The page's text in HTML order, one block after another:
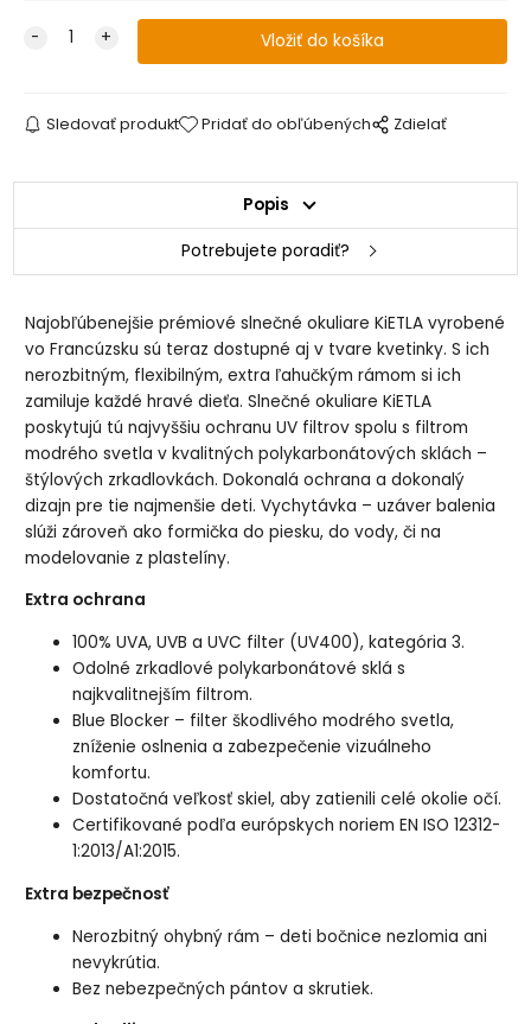
Sledovať produkt Pridať do obľúbených Zdielať
Popis
Potrebujete poradiť?
Najobľúbenejšie prémiové slnečné okuliare KiETLA vyrobené
vo Francúzsku sú teraz dostupné aj v tvare kvetinky. S ich
nerozbitným, flexibilným, extra ľahučkým rámom si ich
zamiluje každé hravé dieťa. Slnečné okuliare KiETLA
poskytujú tú najvyššiu ochranu UV filtrov spolu s filtrom
modrého svetla v kvalitných polykarbonátových sklách –
štýlových zrkadlovkách. Dokonalá ochrana a dokonalý
dizajn pre tie najmenšie deti. Vychytávka – uzáver balenia
slúži zároveň ako formička do piesku, do vody, či na
modelovanie z plastelíny.
Extra ochrana
100% UVA, UVB a UVC filter (UV400), kategória 3.
Odolné zrkadlové polykarbonátové sklá s
najkvalitnejším filtrom.
Blue Blocker – filter škodlivého modrého svetla,
zníženie oslnenia a zabezpečenie vizuálneho
komfortu.
Dostatočná veľkosť skiel, aby zatienili celé okolie očí.
Certifikované podľa európskych noriem EN ISO 12312-
1:2013/A1:2015.
Extra bezpečnosť
Nerozbitný ohybný rám – deti bočnice nezlomia ani
nevykrútia.
Bez nebezpečných pántov a skrutiek.